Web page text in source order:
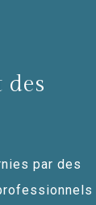
par des